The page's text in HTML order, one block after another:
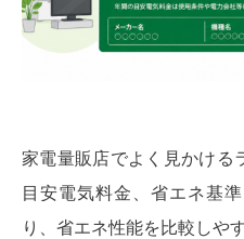
家電量販店でよく見かける
目安電気料金、省エネ基
り、省エネ性能を比較しや